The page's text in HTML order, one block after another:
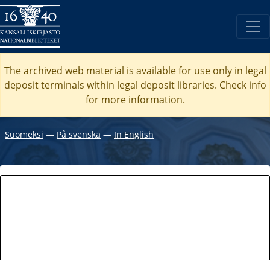
The archived web material is available for use only in legal
deposit terminals within legal deposit libraries. Check info
for more information.
Suomeksi ― På svenska ― In English